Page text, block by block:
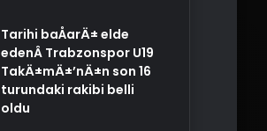
Tarihi baÅarÄ± elde
edenÂ Trabzonspor U19
TakÄ±mÄ±’nÄ±n son 16
turundaki rakibi belli
oldu